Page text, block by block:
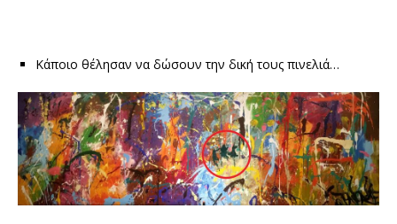
Κάποιο θέλησαν να δώσουν την δική τους πινελιά…